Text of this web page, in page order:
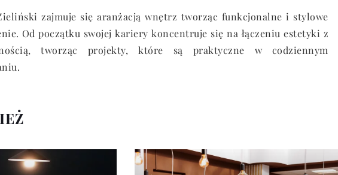
zajmuje się aranżacją wnętrz tworząc funkcjonalne i stylowe
Od początku swojej kariery koncentruje się na łączeniu estetyki z
tworząc projekty, które są praktyczne w codziennym